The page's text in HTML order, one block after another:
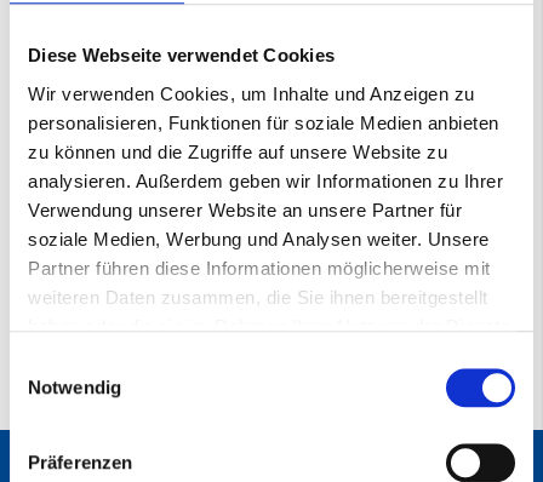
Diese Webseite verwendet Cookies
Wir verwenden Cookies, um Inhalte und Anzeigen zu
personalisieren, Funktionen für soziale Medien anbieten
zu können und die Zugriffe auf unsere Website zu
analysieren. Außerdem geben wir Informationen zu Ihrer
Verwendung unserer Website an unsere Partner für
soziale Medien, Werbung und Analysen weiter. Unsere
Partner führen diese Informationen möglicherweise mit
weiteren Daten zusammen, die Sie ihnen bereitgestellt
Notwendig
Präferenzen
010451103
AB-KS721
150mm ohne Lochung
Datenblatt
AB-KS 721 Klettscheiben (PDF)